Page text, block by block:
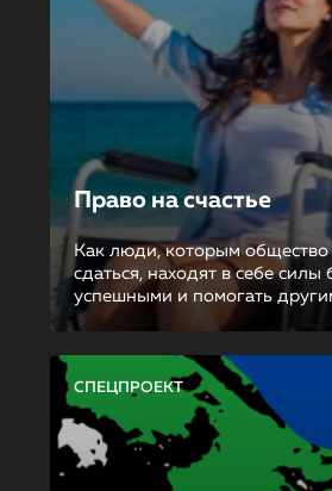
Право на счастье
Как люди, которым общество
сдаться, находят в себе силы
успешными и помогать
СПЕЦПРОЕКТ